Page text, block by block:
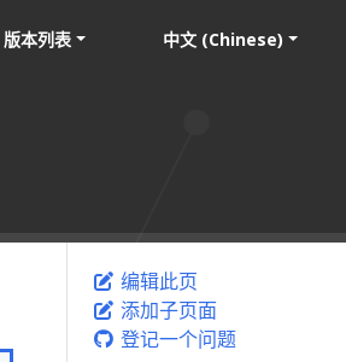
版本列表 中文 (Chinese)
编辑此页
添加子页面
登记一个问题